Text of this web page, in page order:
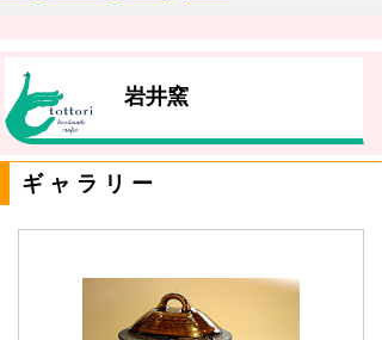
岩井窯
ギャラリー